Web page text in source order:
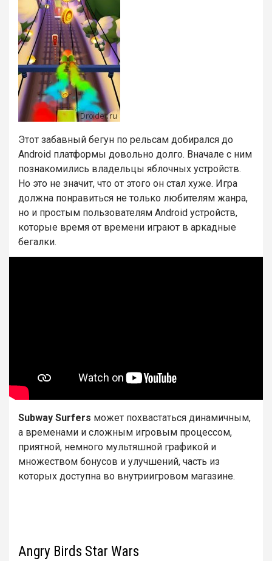
Этот забавный бегун по рельсам добирался до
Android платформы довольно долго. Вначале с ним
познакомились владельцы яблочных устройств.
Но это не значит, что от этого он стал хуже. Игра
должна понравиться не только любителям жанра,
но и простым пользователям Android устройств,
которые время от времени играют в аркадные
бегалки.
Subway Surfers может похвастаться динамичным,
а временами и сложным игровым процессом,
приятной, немного мультяшной графикой и
множеством бонусов и улучшений, часть из
которых доступна во внутриигровом магазине.
Angry Birds Star Wars